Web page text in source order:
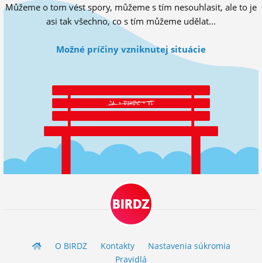
ĽUDIA
ROLETA
Můžeme o tom vést spory, můžeme s tím nesouhlasit, ale to je
asi tak všechno, co s tím můžeme udělat...
Možné príčiny vzniknutej situácie
BIRDZ
O BIRDZ Kontakty
Nastavenia súkromia
Pravidlá